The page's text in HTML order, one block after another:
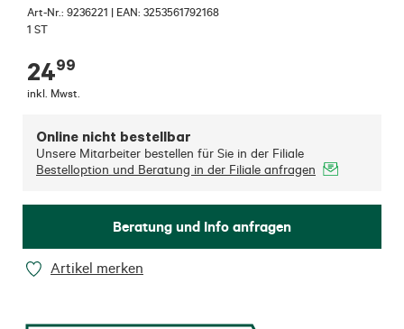
Art-Nr.: 9236221 | EAN: 3253561792168
1 ST
2499
inkl. Mwst.
Online nicht bestellbar
Unsere Mitarbeiter bestellen für Sie in der Filiale
Bestelloption und Beratung in der Filiale anfragen
Beratung und Info anfragen
Artikel merken